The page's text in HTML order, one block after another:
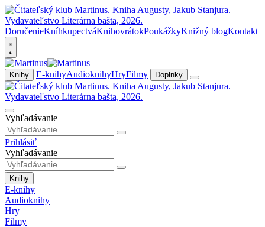
DoručenieKníhkupectváKnihovrátokPoukážkyKnižný blogKontakt
Knihy E-knihyAudioknihyHryFilmy Doplnky
Vyhľadávanie
Prihlásiť
Vyhľadávanie
Knihy
E-knihy
Audioknihy
Hry
Filmy